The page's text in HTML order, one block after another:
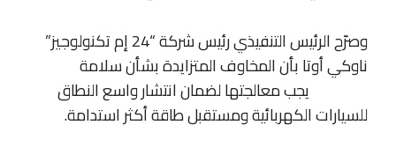
وصرّح الرئيس التنفيذي رئيس شركة “24 إم تكنولوجيز”
ناوكي أوتا بأن المخاوف المتزايدة بشأن سلامة
يجب معالجتها لضمان انتشار واسع النطاق
للسيارات الكهربائية ومستقبل طاقة أكثر استدامة.